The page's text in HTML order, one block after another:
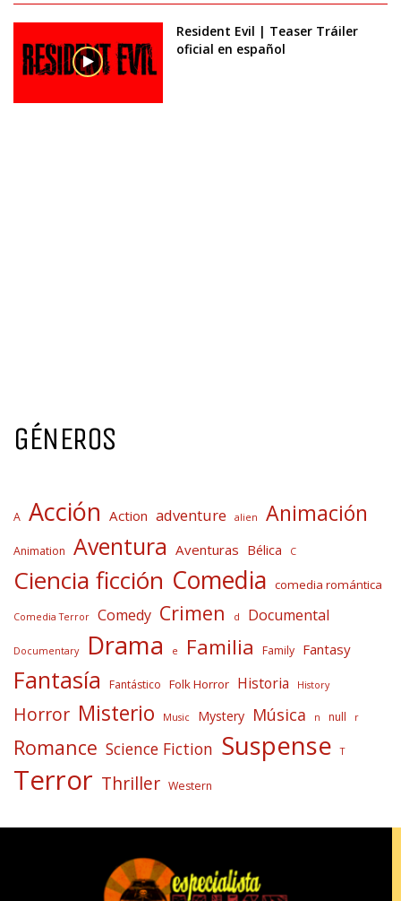
Resident Evil | Teaser Tráiler
oficial en español
GÉNEROS
A Acción Action adventure alien Animación
Animation Aventura Aventuras Bélica C
Ciencia ficción Comedia comedia romántica
Comedia Terror Comedy Crimen d Documental
Documentary Drama e Familia Family Fantasy
Fantasía Fantástico Folk Horror Historia History
Horror Misterio Music Mystery Música n null r
Romance Science Fiction Suspense T
Terror Thriller Western